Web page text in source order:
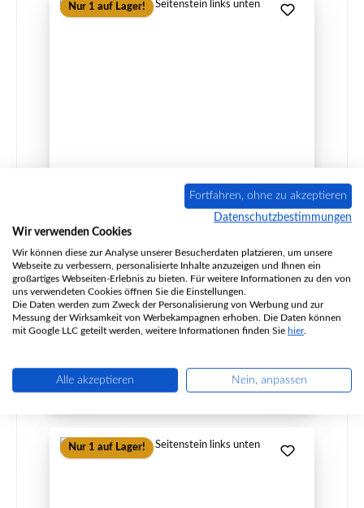
Nur 1 auf Lager!
Produktnummer:01045625
Hersteller: Fireplace
Regulärer Preis:
Nur 1 auf Lager!
Fortfahren, ohne zu akzeptieren
Datenschutzbestimmungen
Wir verwenden Cookies
Wir können diese zur Analyse unserer Besucherdaten platzieren, um unsere
Webseite zu verbessern, personalisierte Inhalte anzuzeigen und Ihnen ein
großartiges Webseiten-Erlebnis zu bieten. Für weitere Informationen zu den von
uns verwendeten Cookies öffnen Sie die Einstellungen.
Die Daten werden zum Zweck der Personalisierung von Werbung und zur
Messung der Wirksamkeit von Werbekampagnen erhoben. Die Daten können
mit Google LLC geteilt werden, weitere Informationen finden Sie hier.
Alle akzeptieren Nein, anpassen